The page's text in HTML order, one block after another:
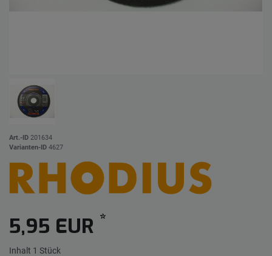
Art.-ID 201634
Varianten-ID 4627
5,95 EUR *
Inhalt 1 Stück